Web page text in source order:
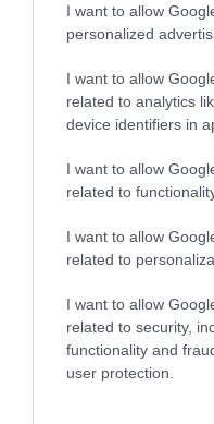
I want to allow
personalized
I want to allow
related to analytics
device identifiers in
I want to allow
related to
I want to allow
related to
I want to allow
related to security,
functionality and
user protection.
nem
úgy